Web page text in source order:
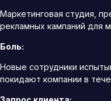
Маркетинговая студия,
рекламных кампаний для
Боль:
Новые сотрудники
покидают компании в